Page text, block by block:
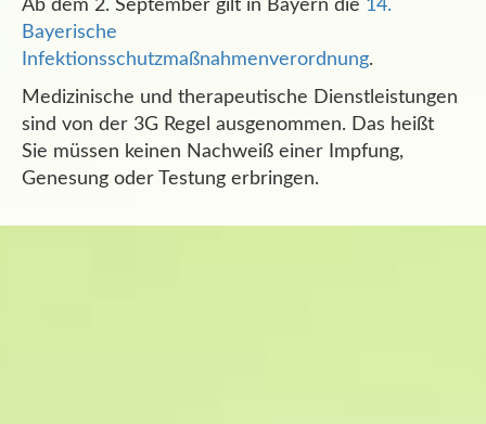
Ab dem 2. September gilt in Bayern die 14.
Bayerische
Infektionsschutzmaßnahmenverordnung.
Medizinische und therapeutische Dienstleistungen
sind von der 3G Regel ausgenommen. Das heißt
Sie müssen keinen Nachweiß einer Impfung,
Genesung oder Testung erbringen.